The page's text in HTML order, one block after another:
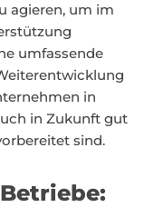
agieren, um im
umfassende
in
in Zukunft gut
sind.